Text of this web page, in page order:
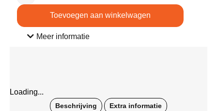
Toevoegen aan winkelwagen
Meer informatie
Loading...
Beschrijving Extra informatie